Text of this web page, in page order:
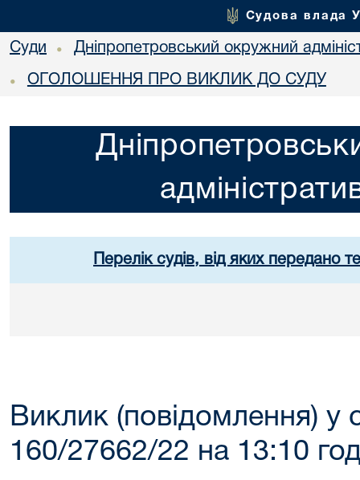
Судова влада
Суди • Дніпропетровський окружний
• ОГОЛОШЕННЯ ПРО ВИКЛИК ДО СУДУ
Перелік судів, від яких передано
Виклик (повідомлення) у
160/27662/22 на 13:10